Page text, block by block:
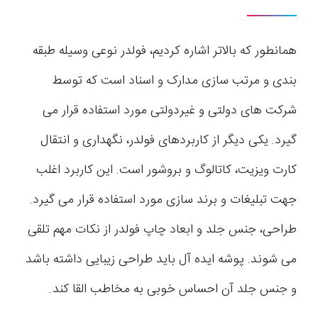
همانطور که بالاتر اشاره کردیم، فولدر نوعی وسیله طبقه
بندی و مرتب سازی مدارک و اسناد است که توسط
شرکت های دولتی و غیردولتی مورد استفاده قرار می
گیرد. یکی دیگر از کاربردهای فولدر، نگهداری و انتقال
کارت ویزیت، کاتالوگ و بروشور است. این کاربرد اغلب
جهت تبلیغات و برند سازی مورد استفاده قرار می گیرد.
طراحی، جنس جلد و ابعاد چاپ فولدر از نکات مهم تلقی
می شوند. پوشه ایده آل باید طراحی زیبایی داشته باشد
و جنس جلد آن احساس خوبی به مخاطب القا کند.